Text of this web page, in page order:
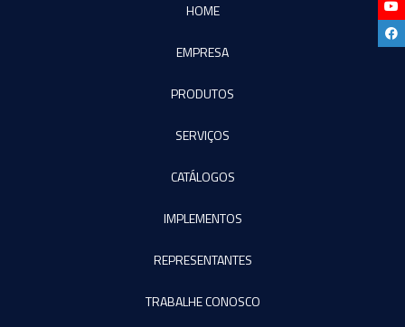
HOME
EMPRESA
PRODUTOS
SERVIÇOS
CATÁLOGOS
IMPLEMENTOS
REPRESENTANTES
TRABALHE CONOSCO